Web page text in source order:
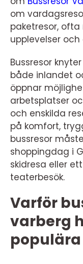
om
paketresor,
upplevelser
Bussresor
både inlandet
öppnar
arbetsplatser
och enskilda
på komfort,
bussresor
shoppingdag i
skidresa eller
teaterbesök.
Varför
varberg
populära